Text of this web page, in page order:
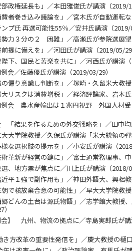
政権延長も」／本田雅俊氏が講演（2019/
者巻き込み議論を」／宮木氏が自動運転
プ氏 再選可能性55％／安井氏講演（
勢力３分の２ 困難」／高瀬氏が参院選展
提に備えを」／河田氏が講演（2019/05/
下、国民と苦楽を共に」／河西氏が講演
会／佐藤優氏が講演（2019/03/29）
偏り意識し判断を」／塚崎・久留米大教
リスクは消費増税」／経済評論家、岩本
例会 農水産輸出は１兆円視野 外国人材受
「結果を作るための外交戦略を」／田中
大学院教授／久保氏が講演「米大統領の
な選択肢の提示を」／小安氏が講演（
革新が経営の鍵に」／富士通常務理事、
、地方票が焦点に／川上氏が講演（2018/
平１強で副作用も」／神田外語大、興梠
で核放棄合意の可能性」／早大大学院教
どんの土台は源氏物語」／志学館大教授
会】 九州、物流の拠点に／寺島実郎氏が
き方改革の重要性発信を」／慶大教授の樋